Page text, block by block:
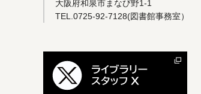
大阪府和泉市まなび野1-1
TEL.0725-92-7128(図書館事務室）